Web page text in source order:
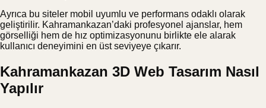
Ayrıca bu siteler mobil uyumlu ve performans odaklı olarak
geliştirilir. Kahramankazan’daki profesyonel ajanslar, hem
görselliği hem de hız optimizasyonunu birlikte ele alarak
kullanıcı deneyimini en üst seviyeye çıkarır.
Kahramankazan 3D Web Tasarım Nasıl
Yapılır